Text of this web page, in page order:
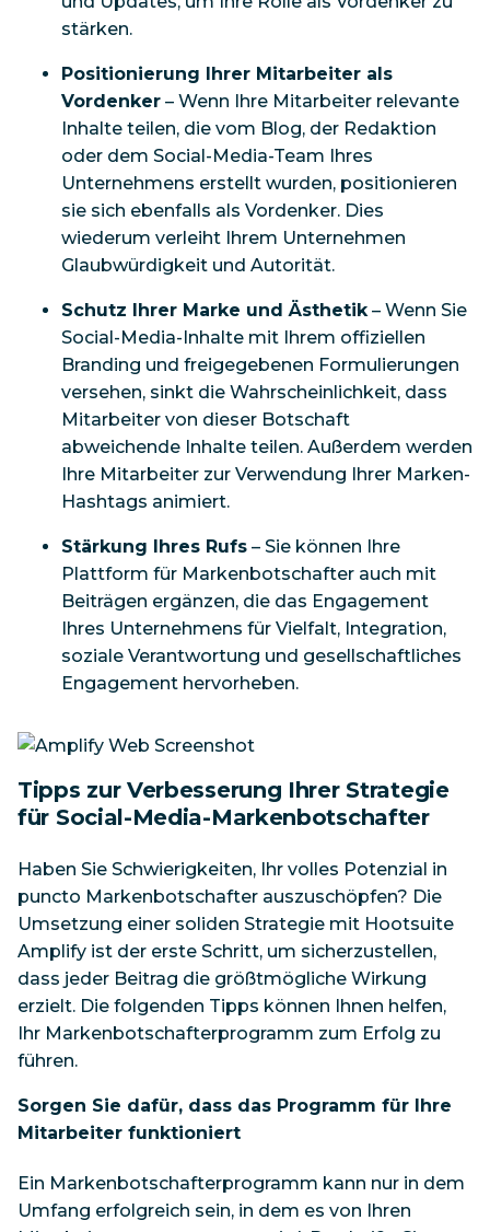
stärken.
Positionierung Ihrer Mitarbeiter als
Vordenker – Wenn Ihre Mitarbeiter relevante
Inhalte teilen, die vom Blog, der Redaktion
oder dem Social-Media-Team Ihres
Unternehmens erstellt wurden, positionieren
sie sich ebenfalls als Vordenker. Dies
wiederum verleiht Ihrem Unternehmen
Glaubwürdigkeit und Autorität.
Schutz Ihrer Marke und Ästhetik– Wenn Sie
Social-Media-Inhalte mit Ihrem offiziellen
Branding und freigegebenen Formulierungen
versehen, sinkt die Wahrscheinlichkeit, dass
Mitarbeiter von dieser Botschaft
abweichende Inhalte teilen. Außerdem werden
Ihre Mitarbeiter zur Verwendung Ihrer Marken-
Hashtags animiert.
Stärkung Ihres Rufs – Sie können Ihre
Plattform für Markenbotschafter auch mit
Beiträgen ergänzen, die das Engagement
Ihres Unternehmens für Vielfalt, Integration,
soziale Verantwortung und gesellschaftliches
Engagement hervorheben.
Tipps zur Verbesserung Ihrer Strategie
für Social-Media-Markenbotschafter
Haben Sie Schwierigkeiten, Ihr volles Potenzial in
puncto Markenbotschafter auszuschöpfen? Die
Umsetzung einer soliden Strategie mit Hootsuite
Amplify ist der erste Schritt, um sicherzustellen,
dass jeder Beitrag die größtmögliche Wirkung
erzielt. Die folgenden Tipps können Ihnen helfen,
Ihr Markenbotschafterprogramm zum Erfolg zu
führen.
Sorgen Sie dafür, dass das Programm für Ihre
Mitarbeiter funktioniert
Ein Markenbotschafterprogramm kann nur in dem
Umfang erfolgreich sein, in dem es von Ihren